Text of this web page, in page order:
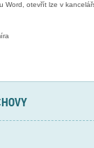
otevřít lze v